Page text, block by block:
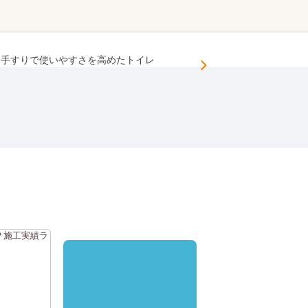
すりで使いやすさを高めたトイレ